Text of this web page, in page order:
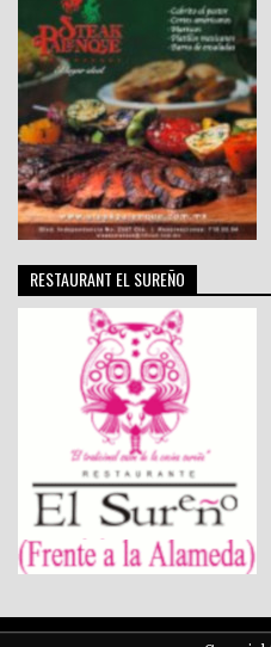
RESTAURANT EL SUREÑO